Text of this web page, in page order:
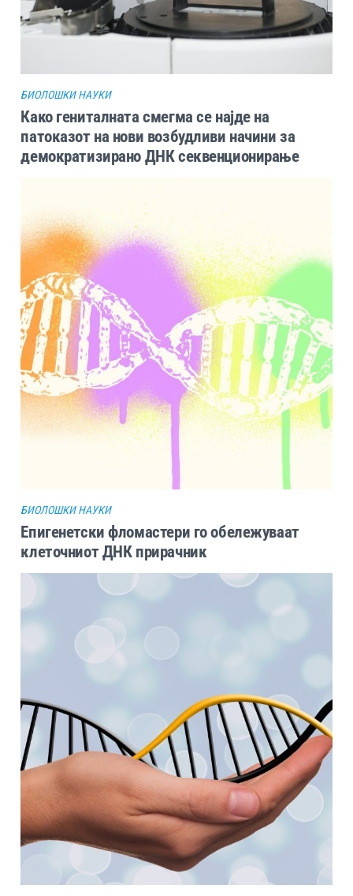
БИОЛОШКИ НАУКИ
Како гениталната смегма се најде на
патоказот на нови возбудливи начини за
демократизирано ДНК секвенционирање
БИОЛОШКИ НАУКИ
Епигенетски фломастери го обележуваат
клеточниот ДНК прирачник